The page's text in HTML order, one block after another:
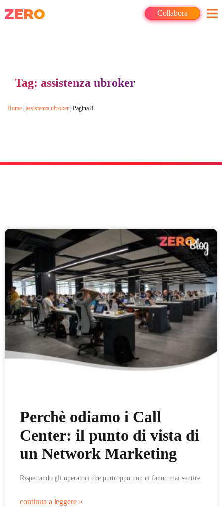
Collabora
Tag: assistenza ubroker
Home assistenza ubroker Pagina 8
Perchè odiamo i Call
Center: il punto di vista di
un Network Marketing
Rispettando gli operatori che purtroppo non ci fanno mai sentire
continua a leggere »